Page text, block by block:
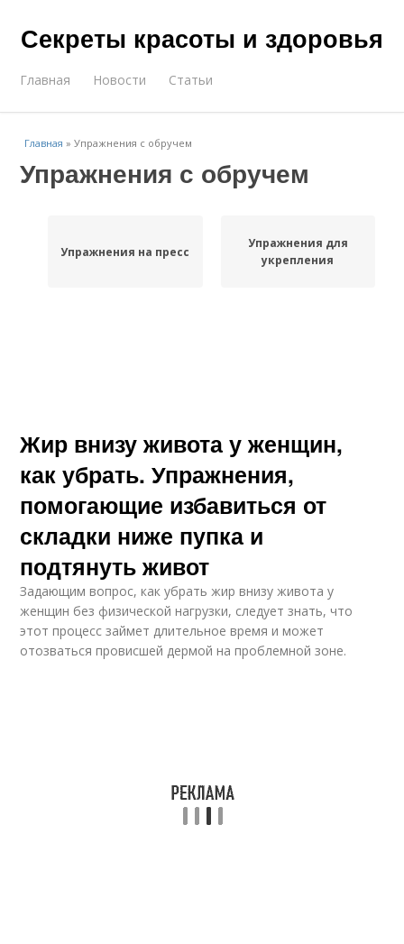
Секреты красоты и здоровья
Главная Новости Статьи
Главная »Упражнения с обручем
Упражнения с обручем
Упражнения на пресс
Упражнения для
укрепления
Жир внизу живота у женщин,
как убрать. Упражнения,
помогающие избавиться от
складки ниже пупка и
подтянуть живот
Задающим вопрос, как убрать жир внизу живота у
женщин без физической нагрузки, следует знать, что
этот процесс займет длительное время и может
отозваться провисшей дермой на проблемной зоне.